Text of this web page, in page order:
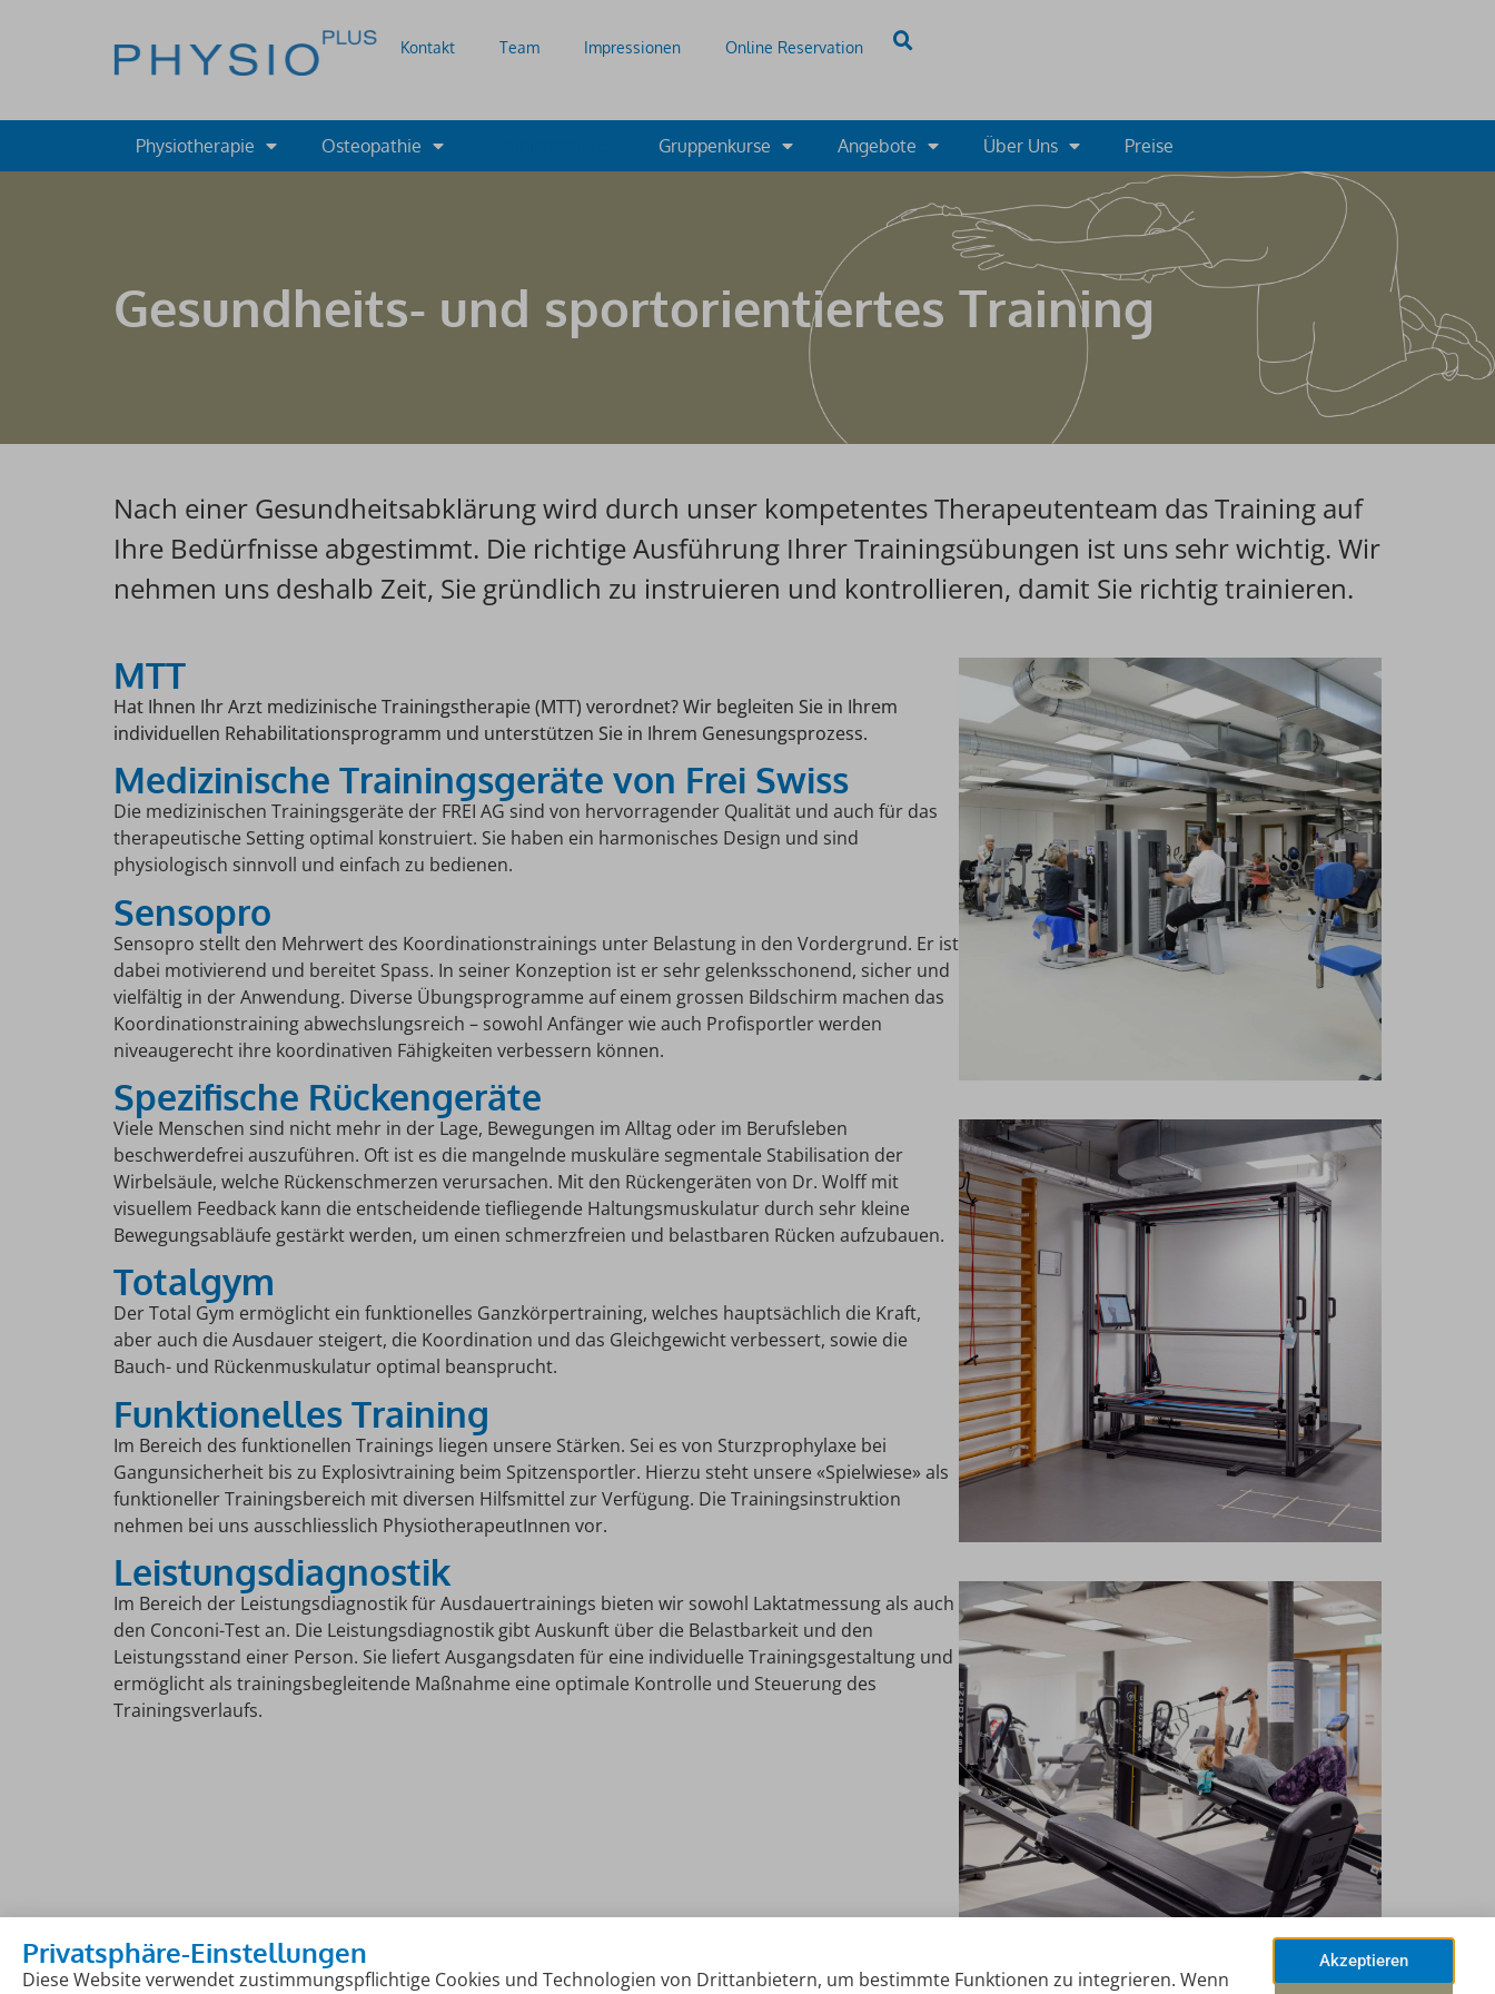
Kontakt Team Impressionen Online Reservation
Physiotherapie Osteopathie Gruppenkurse Angebote Über Uns Preise
Gesundheits- und sportorientiertes Training
Nach einer Gesundheitsabklärung wird durch unser kompetentes Therapeutenteam das Training auf
Ihre Bedürfnisse abgestimmt. Die richtige Ausführung Ihrer Trainingsübungen ist uns sehr wichtig. Wir
nehmen uns deshalb Zeit, Sie gründlich zu instruieren und kontrollieren, damit Sie richtig trainieren.
MTT
Hat Ihnen Ihr Arzt medizinische Trainingstherapie (MTT) verordnet? Wir begleiten Sie in Ihrem
individuellen Rehabilitationsprogramm und unterstützen Sie in Ihrem Genesungsprozess.
Medizinische Trainingsgeräte von Frei Swiss
Die medizinischen Trainingsgeräte der FREI AG sind von hervorragender Qualität und auch für das
therapeutische Setting optimal konstruiert. Sie haben ein harmonisches Design und sind
physiologisch sinnvoll und einfach zu bedienen.
Sensopro
Sensopro stellt den Mehrwert des Koordinationstrainings unter Belastung in den Vordergrund. Er ist
dabei motivierend und bereitet Spass. In seiner Konzeption ist er sehr gelenksschonend, sicher und
vielfältig in der Anwendung. Diverse Übungsprogramme auf einem grossen Bildschirm machen das
Koordinationstraining abwechslungsreich – sowohl Anfänger wie auch Profisportler werden
niveaugerecht ihre koordinativen Fähigkeiten verbessern können.
Spezifische Rückengeräte
Viele Menschen sind nicht mehr in der Lage, Bewegungen im Alltag oder im Berufsleben
beschwerdefrei auszuführen. Oft ist es die mangelnde muskuläre segmentale Stabilisation der
Wirbelsäule, welche Rückenschmerzen verursachen. Mit den Rückengeräten von Dr. Wolff mit
visuellem Feedback kann die entscheidende tiefliegende Haltungsmuskulatur durch sehr kleine
Bewegungsabläufe gestärkt werden, um einen schmerzfreien und belastbaren Rücken aufzubauen.
Totalgym
Der Total Gym ermöglicht ein funktionelles Ganzkörpertraining, welches hauptsächlich die Kraft,
aber auch die Ausdauer steigert, die Koordination und das Gleichgewicht verbessert, sowie die
Bauch- und Rückenmuskulatur optimal beansprucht.
Funktionelles Training
Im Bereich des funktionellen Trainings liegen unsere Stärken. Sei es von Sturzprophylaxe bei
Gangunsicherheit bis zu Explosivtraining beim Spitzensportler. Hierzu steht unsere «Spielwiese» als
funktioneller Trainingsbereich mit diversen Hilfsmittel zur Verfügung. Die Trainingsinstruktion
nehmen bei uns ausschliesslich PhysiotherapeutInnen vor.
Leistungsdiagnostik
Im Bereich der Leistungsdiagnostik für Ausdauertrainings bieten wir sowohl Laktatmessung als auch
den Conconi-Test an. Die Leistungsdiagnostik gibt Auskunft über die Belastbarkeit und den
Leistungsstand einer Person. Sie liefert Ausgangsdaten für eine individuelle Trainingsgestaltung und
ermöglicht als trainingsbegleitende Maßnahme eine optimale Kontrolle und Steuerung des
Trainingsverlaufs.
Privatsphäre-Einstellungen
Diese Website verwendet zustimmungspflichtige Cookies und Technologien von Drittanbietern, um bestimmte Funktionen zu integrieren. Wenn
Akzeptieren